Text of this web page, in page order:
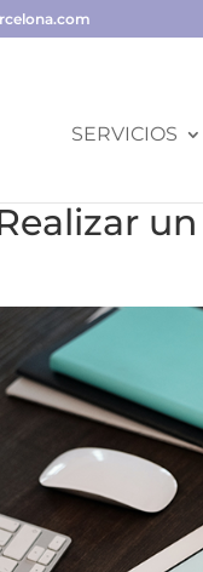
SERVICIOS